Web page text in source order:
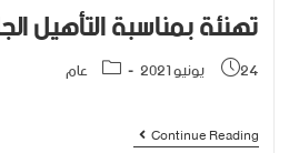
تهنئة بمناسبة التأهيل
24 يونيو 2021 عام
Continue Reading